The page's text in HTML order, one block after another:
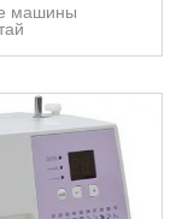
машины